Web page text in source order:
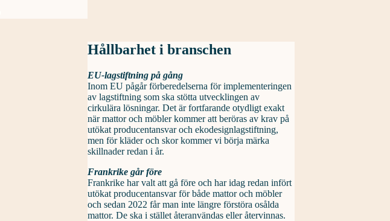
Hållbarhet i branschen
EU-lagstiftning på gång
Inom EU pågår förberedelserna för implementeringen
av lagstiftning som ska stötta utvecklingen av
cirkulära lösningar. Det är fortfarande otydligt exakt
när mattor och möbler kommer att beröras av krav på
utökat producentansvar och ekodesignlagstiftning,
men för kläder och skor kommer vi börja märka
skillnader redan i år.
Frankrike går före
Frankrike har valt att gå före och har idag redan infört
utökat producentansvar för både mattor och möbler
och sedan 2022 får man inte längre förstöra osålda
mattor. De ska i stället återanvändas eller återvinnas.